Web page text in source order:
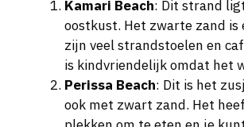
oostkust. Het zwarte zand is
zijn veel strandstoelen en
is kindvriendelijk omdat het
Perissa Beach: Dit is het
ook met zwart zand. Het
plekken om te eten en je